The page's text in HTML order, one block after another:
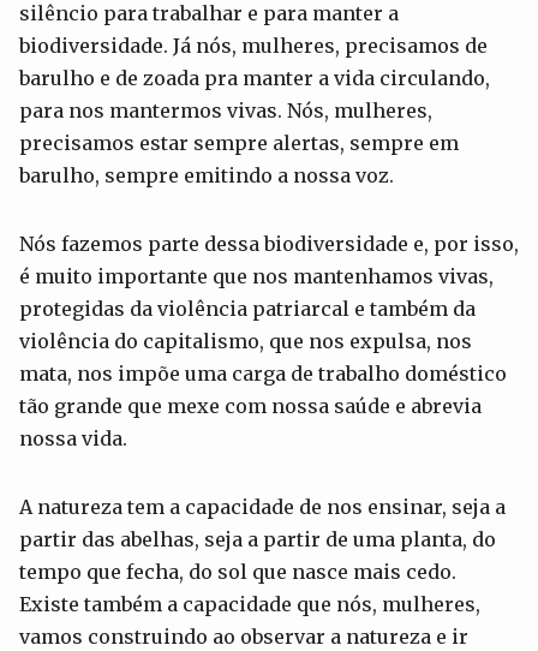
silêncio para trabalhar e para manter a
biodiversidade. Já nós, mulheres, precisamos de
barulho e de zoada pra manter a vida circulando,
para nos mantermos vivas. Nós, mulheres,
precisamos estar sempre alertas, sempre em
barulho, sempre emitindo a nossa voz.
Nós fazemos parte dessa biodiversidade e, por isso,
é muito importante que nos mantenhamos vivas,
protegidas da violência patriarcal e também da
violência do capitalismo, que nos expulsa, nos
mata, nos impõe uma carga de trabalho doméstico
tão grande que mexe com nossa saúde e abrevia
nossa vida.
A natureza tem a capacidade de nos ensinar, seja a
partir das abelhas, seja a partir de uma planta, do
tempo que fecha, do sol que nasce mais cedo.
Existe também a capacidade que nós, mulheres,
vamos construindo ao observar a natureza e ir